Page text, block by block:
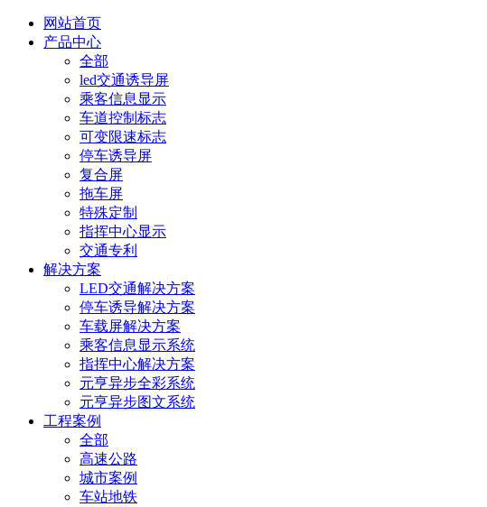
网站首页
产品中心
全部
led交通诱导屏
乘客信息显示
车道控制标志
可变限速标志
停车诱导屏
复合屏
拖车屏
特殊定制
指挥中心显示
交通专利
解决方案
LED交通解决方案
停车诱导解决方案
车载屏解决方案
乘客信息显示系统
指挥中心解决方案
元亨异步全彩系统
元亨异步图文系统
工程案例
全部
高速公路
城市案例
车站地铁